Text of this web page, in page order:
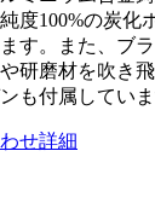
度100%の炭化
す。また、ブ
研磨材を吹き
も付属していま
せ詳細